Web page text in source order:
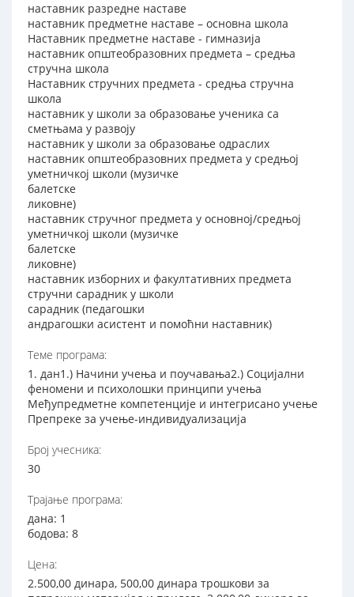
наставник разредне наставе
наставник предметне наставе – основна школа
Наставник предметне наставе - гимназија
наставник општеобразовних предмета – средња
стручна школа
Наставник стручних предмета - средња стручна
школа
наставник у школи за образовање ученика са
сметњама у развоју
наставник у школи за образовање одраслих
наставник општеобразовних предмета у средњој
уметничкој школи (музичке
балетске
ликовне)
наставник стручног предмета у основној/средњој
уметничкој школи (музичке
балетске
ликовне)
наставник изборних и факултативних предмета
стручни сарадник у школи
сарадник (педагошки
андрагошки асистент и помоћни наставник)
Теме програма:
1. дан1.) Начини учења и поучавања2.) Социјални
феномени и психолошки принципи учења
Међупредметне компетенције и интегрисано учење
Препреке за учење-индивидуализација
Број учесника:
30
Трајање програма:
дана: 1
бодова: 8
Цена:
2.500,00 динара, 500,00 динара трошкови за